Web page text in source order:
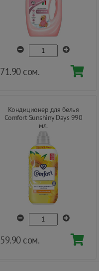
71.90 сом.
Кондиционер для белья
Comfort Sunshiny Days 990
мл.
59.90 сом.